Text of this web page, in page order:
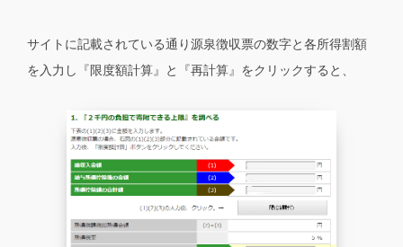
サイトに記載されている通り源泉徴収票の数字と各所得割額
を入力し『限度額計算』と『再計算』をクリックすると、